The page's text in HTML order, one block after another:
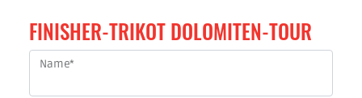
FINISHER-TRIKOT DOLOMITEN-TOUR
Name*